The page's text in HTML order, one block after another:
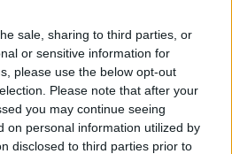
sale, sharing to third parties, or
or sensitive information for
please use the below opt-out
Please note that after your
you may continue seeing
on personal information utilized by
disclosed to third parties prior to
Eleonora, regina di
si illuminano di blu
a Masterchef Italia 13